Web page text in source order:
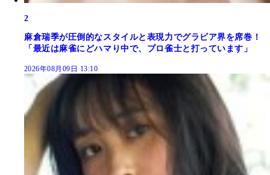
2
麻倉瑞季が圧倒的なスタイルと表現力でグラビア界を席巻！
「最近は麻雀にどハマり中で、プロ雀士と打っています」
2026年08月09日 13:10